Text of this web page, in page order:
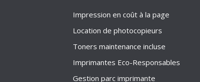
Impression en coût à la page
Location de photocopieurs
Toners maintenance incluse
Imprimantes Eco-Responsables
Gestion parc imprimante